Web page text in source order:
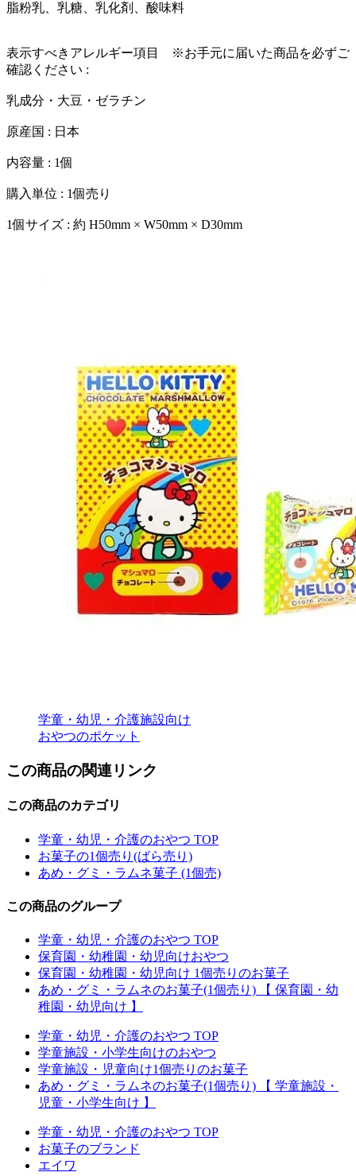
脂粉乳、乳糖、乳化剤、酸味料
表示すべきアレルギー項目 ※お手元に届いた商品を必ずご
確認ください :
乳成分・大豆・ゼラチン
原産国 : 日本
内容量 : 1個
購入単位 : 1個売り
1個サイズ : 約 H50mm × W50mm × D30mm
学童・幼児・介護施設向け
おやつのポケット
この商品の関連リンク
この商品のカテゴリ
学童・幼児・介護のおやつ TOP
お菓子の1個売り(ばら売り)
あめ・グミ・ラムネ菓子 (1個売)
この商品のグループ
学童・幼児・介護のおやつ TOP
保育園・幼稚園・幼児向けおやつ
保育園・幼稚園・幼児向け 1個売りのお菓子
あめ・グミ・ラムネのお菓子(1個売り) 【 保育園・幼
稚園・幼児向け 】
学童・幼児・介護のおやつ TOP
学童施設・小学生向けのおやつ
学童施設・児童向け1個売りのお菓子
あめ・グミ・ラムネのお菓子(1個売り) 【 学童施設・
児童・小学生向け 】
学童・幼児・介護のおやつ TOP
お菓子のブランド
エイワ